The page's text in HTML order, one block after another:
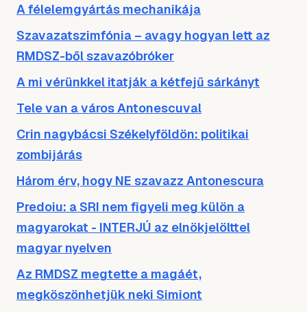
A félelemgyártás mechanikája
Szavazatszimfónia – avagy hogyan lett az
RMDSZ-ből szavazóbróker
A mi vérünkkel itatják a kétfejű sárkányt
Tele van a város Antonescuval
Crin nagybácsi Székelyföldön: politikai
zombijárás
Három érv, hogy NE szavazz Antonescura
Predoiu: a SRI nem figyeli meg külön a
magyarokat - INTERJÚ az elnökjelölttel
magyar nyelven
Az RMDSZ megtette a magáét,
megköszönhetjük neki Simiont